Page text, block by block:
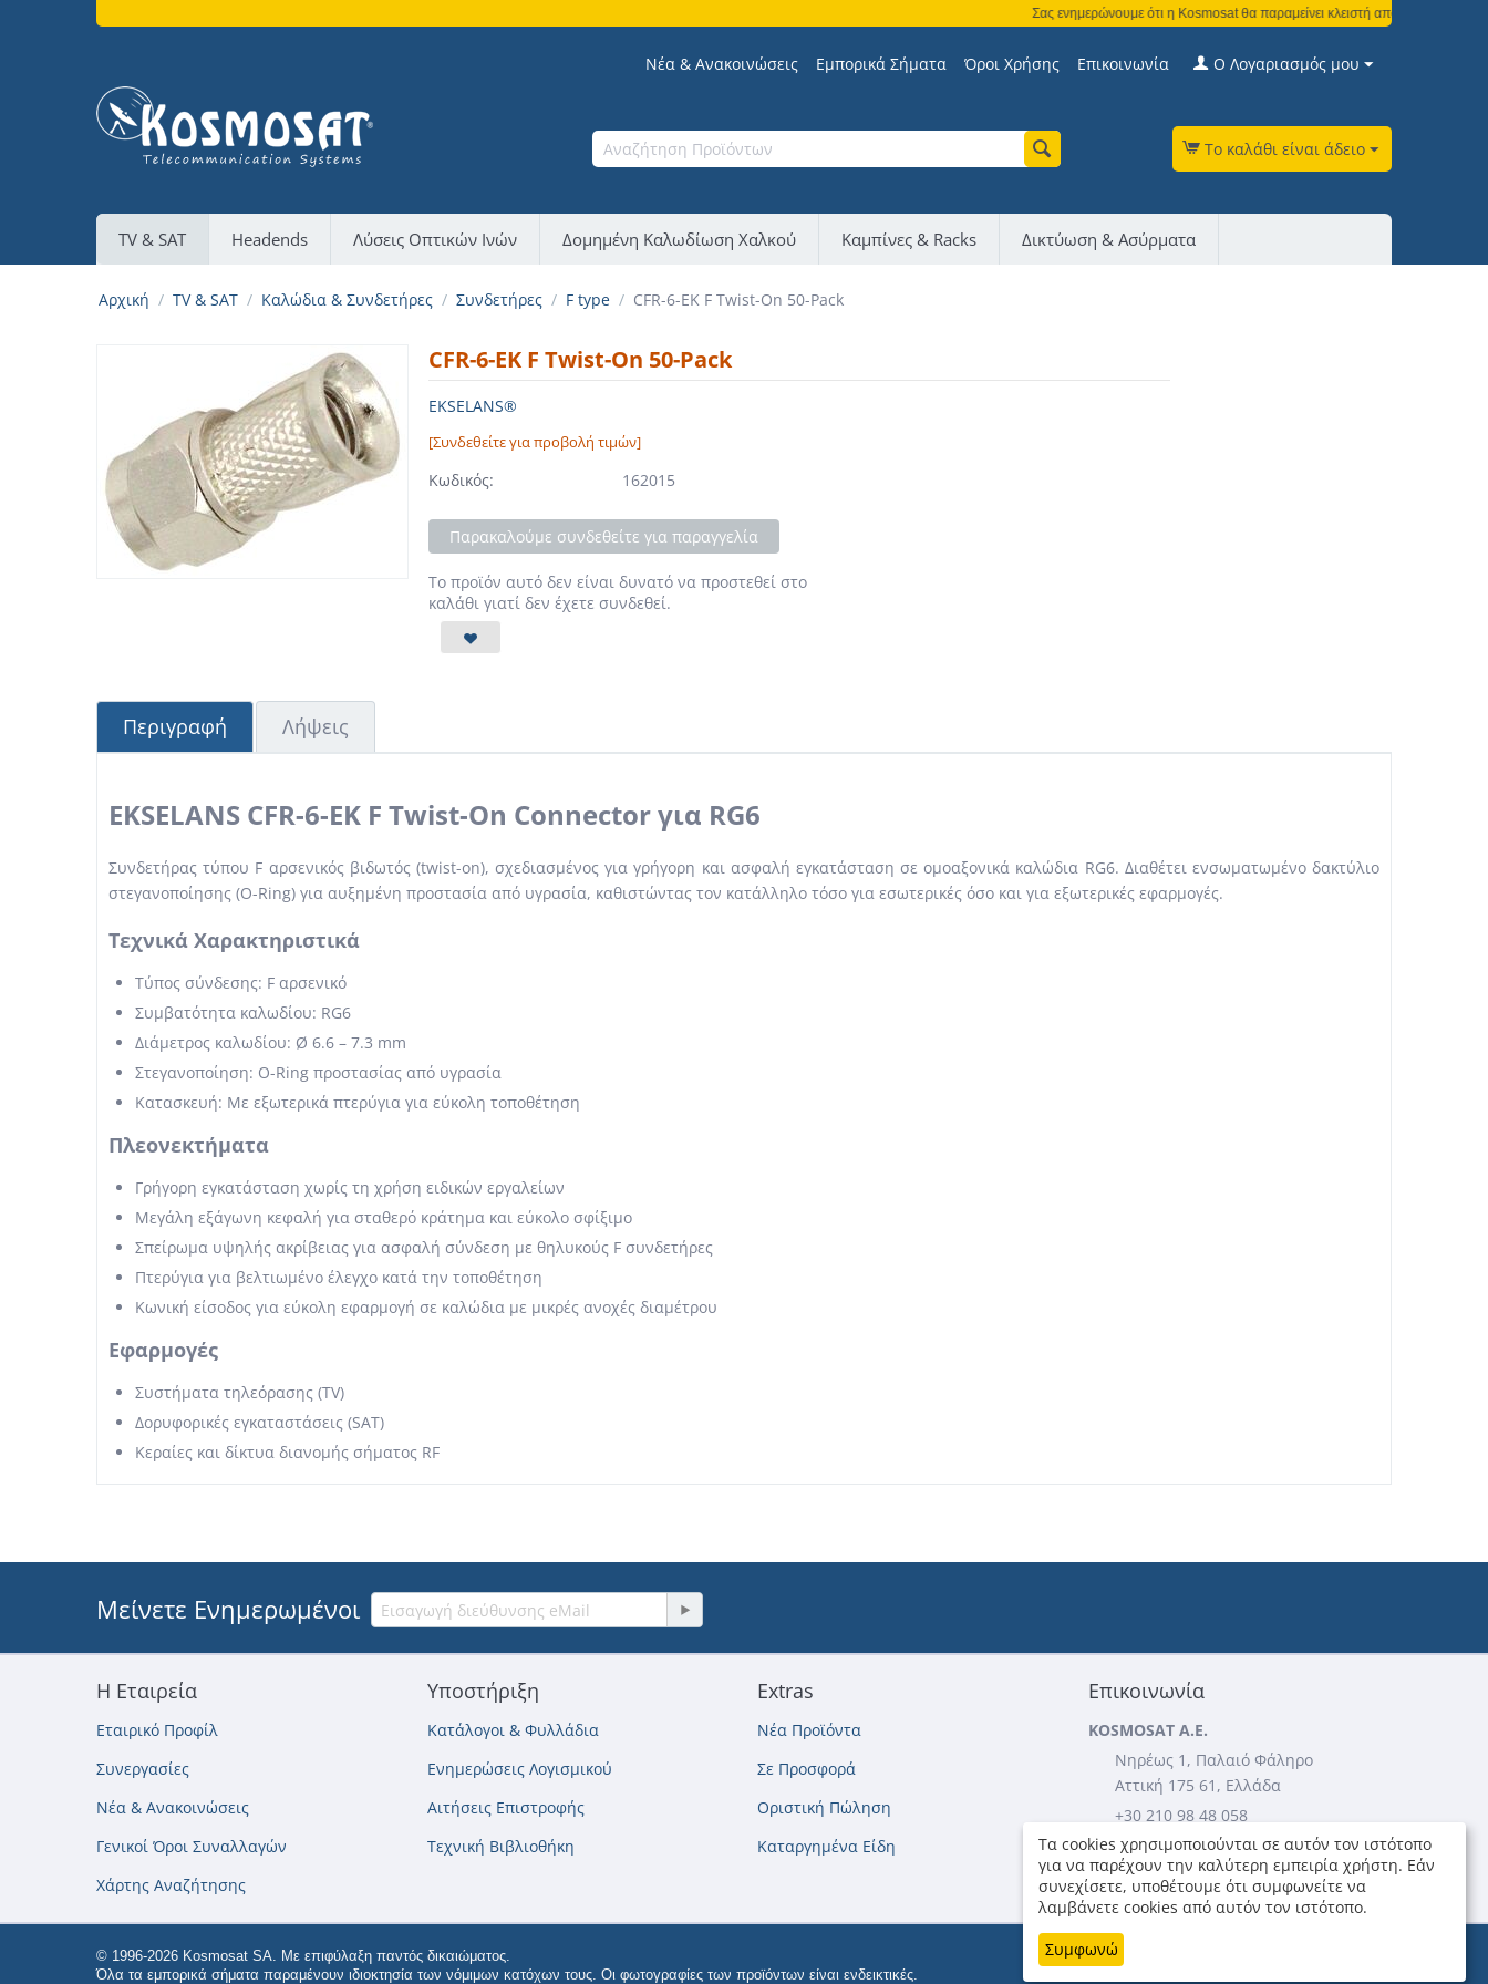
Σας ενημερώνουμε ότι η Kosmosat θα παραμείνει κλειστή από τη Δευτέρα 3
Ο Λογαριασμός μου
Νέα & Ανακοινώσεις Εμπορικά Σήματα Όροι Χρήσης Επικοινωνία
Το καλάθι είναι άδειο
TV & SAT Headends Λύσεις Οπτικών Ινών Δομημένη Καλωδίωση Χαλκού Καμπίνες & Racks Δικτύωση & Ασύρματα
Αρχική / TV & SAT / Καλώδια & Συνδετήρες / Συνδετήρες / F type / CFR-6-EK F Twist-On 50-Pack
CFR-6-EK F Twist-On 50-Pack
EKSELANS®
[Συνδεθείτε για προβολή τιμών]
Κωδικός: 162015
Παρακαλούμε συνδεθείτε για παραγγελία
Το προϊόν αυτό δεν είναι δυνατό να προστεθεί στο
καλάθι γιατί δεν έχετε συνδεθεί.
Περιγραφή Λήψεις
EKSELANS CFR-6-EK F Twist-On Connector για RG6
Συνδετήρας τύπου F αρσενικός βιδωτός (twist-on), σχεδιασμένος για γρήγορη και ασφαλή εγκατάσταση σε ομοαξονικά καλώδια RG6. Διαθέτει ενσωματωμένο δακτύλιο
στεγανοποίησης (O-Ring) για αυξημένη προστασία από υγρασία, καθιστώντας τον κατάλληλο τόσο για εσωτερικές όσο και για εξωτερικές εφαρμογές.
Τεχνικά Χαρακτηριστικά
Τύπος σύνδεσης: F αρσενικό
Συμβατότητα καλωδίου: RG6
Διάμετρος καλωδίου: Ø 6.6 – 7.3 mm
Στεγανοποίηση: O-Ring προστασίας από υγρασία
Κατασκευή: Με εξωτερικά πτερύγια για εύκολη τοποθέτηση
Πλεονεκτήματα
Γρήγορη εγκατάσταση χωρίς τη χρήση ειδικών εργαλείων
Μεγάλη εξάγωνη κεφαλή για σταθερό κράτημα και εύκολο σφίξιμο
Σπείρωμα υψηλής ακρίβειας για ασφαλή σύνδεση με θηλυκούς F συνδετήρες
Πτερύγια για βελτιωμένο έλεγχο κατά την τοποθέτηση
Κωνική είσοδος για εύκολη εφαρμογή σε καλώδια με μικρές ανοχές διαμέτρου
Εφαρμογές
Συστήματα τηλεόρασης (TV)
Δορυφορικές εγκαταστάσεις (SAT)
Κεραίες και δίκτυα διανομής σήματος RF
Μείνετε Ενημερωμένοι
Η Εταιρεία
Εταιρικό Προφίλ
Συνεργασίες
Νέα & Ανακοινώσεις
Γενικοί Όροι Συναλλαγών
Χάρτης Αναζήτησης
Υποστήριξη
Κατάλογοι & Φυλλάδια
Ενημερώσεις Λογισμικού
Αιτήσεις Επιστροφής
Τεχνική Βιβλιοθήκη
Extras
Νέα Προϊόντα
Σε Προσφορά
Οριστική Πώληση
Καταργημένα Είδη
Επικοινωνία
KOSMOSAT A.E.
Νηρέως 1, Παλαιό Φάληρο
Αττική 175 61, Ελλάδα
+30 210 98 48 058
+30 210 98 49 705
...περισσότερες πληροφορίες
© 1996-2026 Kosmosat SA. Με επιφύλαξη παντός δικαιώματος.
Όλα τα εμπορικά σήματα παραμένουν ιδιοκτησία των νόμιμων κατόχων τους. Οι φωτογραφίες των προϊόντων είναι ενδεικτικές.
Τα cookies χρησιμοποιούνται σε αυτόν τον ιστότοπο
για να παρέχουν την καλύτερη εμπειρία χρήστη. Εάν
συνεχίσετε, υποθέτουμε ότι συμφωνείτε να
λαμβάνετε cookies από αυτόν τον ιστότοπο.
Συμφωνώ